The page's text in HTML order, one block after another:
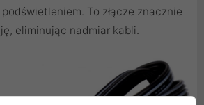
To złącze znacznie
eliminując nadmiar kabli.